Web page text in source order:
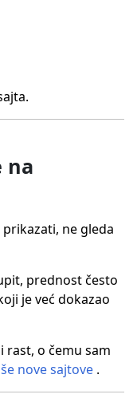
na
ne gleda
prednost često
je već dokazao
rast, o čemu sam
nove sajtove .